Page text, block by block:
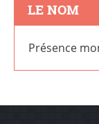
LE NOM
Présence